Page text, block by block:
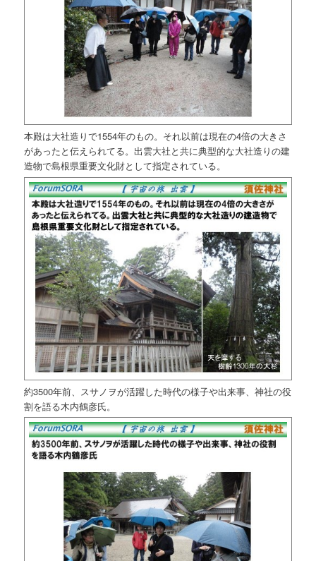
本殿は大社造りで1554年のもの。それ以前は現在の4倍の大きさ
があったと伝えられてる。出雲大社と共に典型的な大社造りの建
造物で島根県重要文化財として指定されている。
約3500年前、スサノヲが活躍した時代の様子や出来事、神社の役
割を語る木内鶴彦氏。